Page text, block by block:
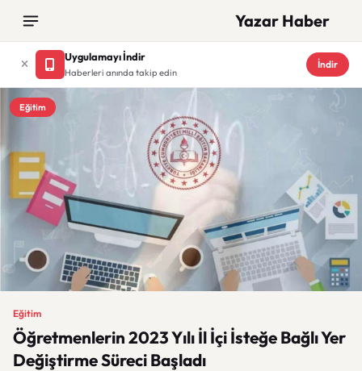
Yazar Haber
Uygulamayı İndir
Haberleri anında takip edin
İndir
Eğitim
Eğitim
Öğretmenlerin 2023 Yılı İl İçi İsteğe Bağlı Yer
Değiştirme Süreci Başladı